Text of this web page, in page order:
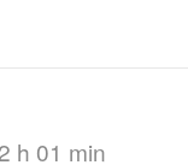
h 01 min